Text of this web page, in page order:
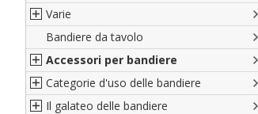
Francesi
Americane
Britanniche
Resto del Mondo
Varie
Bandiere del CICAP - Think Deep
Bandiere di Orgoglio Bresciano
Organizzazioni internazionali
Diplomatiche
Bandiere da tavolo
Accessori per bandiere
Accessori per bandiere
Accessori per bandiere da tavolo
Categorie d'uso delle bandiere
Bandiere segnavento
Il galateo delle bandiere